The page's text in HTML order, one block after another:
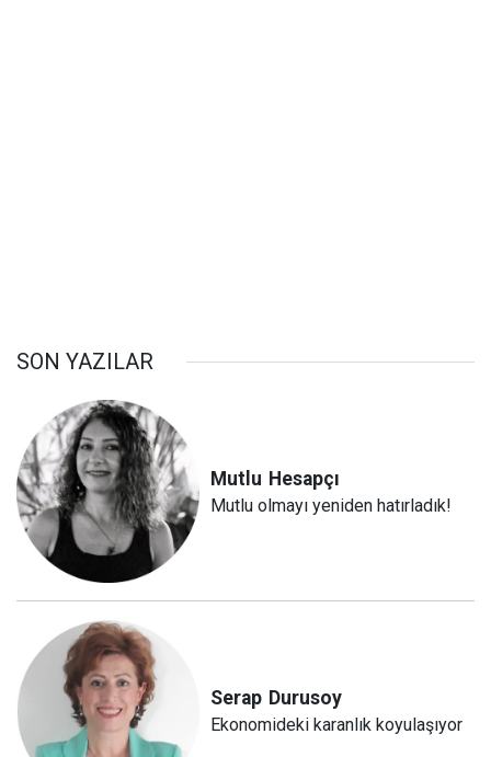
SON YAZILAR
Mutlu Hesapçı
Mutlu olmayı yeniden hatırladık!
Serap Durusoy
Ekonomideki karanlık koyulaşıyor